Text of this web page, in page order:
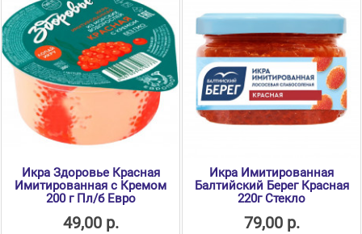
Икра Здоровье Красная
Имитированная с Кремом
200 г Пл/б Евро
49,00 р.
Икра Имитированная
Балтийский Берег Красная
220г Стекло
79,00 р.